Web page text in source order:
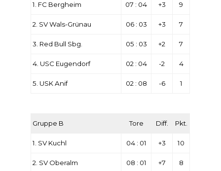
1. FC Bergheim 07 : 04 +3 9
2. SV Wals-Grünau 06 : 03 +3 7
3. Red Bull Sbg. 05 : 03 +2 7
4. USC Eugendorf 02 : 04 -2 4
5. USK Anif 02 : 08 -6 1
Gruppe B Tore Diff. Pkt.
1. SV Kuchl 04 : 01 +3 10
2. SV Oberalm 08 : 01 +7 8